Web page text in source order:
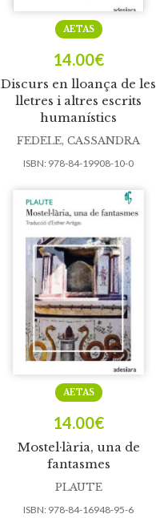
Discurs en lloança de les
lletres i altres escrits
humanístics
AETAS
14.00€
FEDELE, CASSANDRA
ISBN: 978-84-19908-10-0
Mostel·lària, una de
fantasmes
AETAS
14.00€
PLAUTE
ISBN: 978-84-16948-95-6